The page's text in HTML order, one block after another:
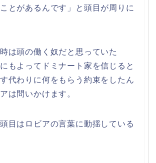
とがあるんです」と頭目が周りに
時は頭の働く奴だと思っていた
もよってドミナート家を信じると
代わりに何をもらう約束をしたん
は問いかけます。
頭目はロビアの言葉に動揺している